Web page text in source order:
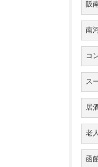
阪
南
コ
ス
居
老
函